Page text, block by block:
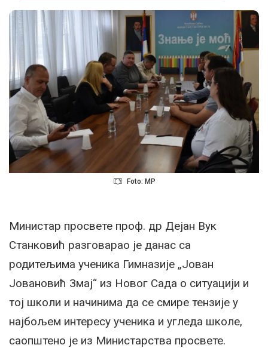
Foto: MP
Министар просвете проф. др Дејан Вук
Станковић разговарао је данас са
родитељима ученика Гимназије „Јован
Јовановић Змај“ из Новог Сада о ситуацији и
тој школи и начинима да се смире тензије у
најбољем интересу ученика и угледа школе,
саопштено је из Министарства просвете.